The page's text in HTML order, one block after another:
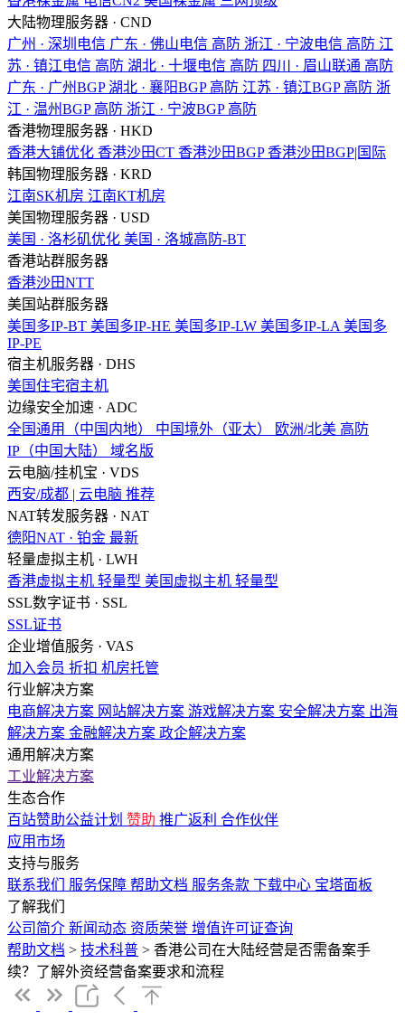
大陆物理服务器 · CND
广州 · 深圳电信 广东 · 佛山电信 高防 浙江 · 宁波电信 高防 江
苏 · 镇江电信 高防 湖北 · 十堰电信 高防 四川 · 眉山联通 高防
广东 · 广州BGP 湖北 · 襄阳BGP 高防 江苏 · 镇江BGP 高防 浙
江 · 温州BGP 高防 浙江 · 宁波BGP 高防
香港物理服务器 · HKD
香港大铺优化 香港沙田CT 香港沙田BGP 香港沙田BGP|国际
韩国物理服务器 · KRD
江南SK机房 江南KT机房
美国物理服务器 · USD
美国 · 洛杉矶优化 美国 · 洛城高防-BT
香港站群服务器
香港沙田NTT
美国站群服务器
美国多IP-BT 美国多IP-HE 美国多IP-LW 美国多IP-LA 美国多
IP-PE
宿主机服务器 · DHS
美国住宅宿主机
边缘安全加速 · ADC
全国通用（中国内地）
中国境外（亚太） 欧洲/北美 高防
IP（中国大陆）
域名版
云电脑/挂机宝 · VDS
西安/成都 | 云电脑 推荐
NAT转发服务器 · NAT
德阳NAT · 铂金 最新
轻量虚拟主机 · LWH
香港虚拟主机 轻量型 美国虚拟主机 轻量型
SSL数字证书 · SSL
SSL证书
企业增值服务 · VAS
加入会员 折扣 机房托管
行业解决方案
电商解决方案 网站解决方案 游戏解决方案 安全解决方案 出海
解决方案 金融解决方案 政企解决方案
通用解决方案
工业解决方案
生态合作
百站赞助公益计划 赞助 推广返利 合作伙伴
应用市场
支持与服务
联系我们
服务保障 帮助文档 服务条款 下载中心 宝塔面板
了解我们
公司简介 新闻动态 资质荣誉 增值许可证查询
帮助文档 > 技术科普 > 香港公司在大陆经营是否需备案手
续？了解外资经营备案要求和流程